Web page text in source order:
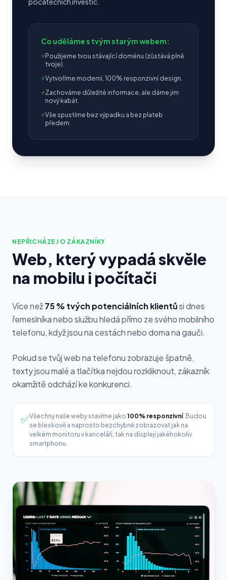
Co uděláme s tvým starým webem:
⚡ Použijeme tvou stávající doménu (zůstává plně
tvoje).
⚡Vytvoříme moderní, 100% responzivní design.
⚡Zachováme důležité informace, ale dáme jim
nový kabát.
⚡Vše spustíme bez výpadku a bez plateb
předem.
NEPŘICHÁZEJ O ZÁKAZNÍKY
Web, který vypadá skvěle
na mobilu i počítači
Více než75 % tvých potenciálních klientůsi dnes
řemeslníka nebo službu hledá přímo ze svého mobilního
telefonu, když jsou na cestách nebo doma na gauči.
Pokud se tvůj web na telefonu zobrazuje špatně,
texty jsou malé a tlačítka nejdou rozkliknout, zákazník
okamžitě odchází ke konkurenci.
✅Všechny naše weby stavíme jako 100% responzivní. Budou
se bleskově a naprosto bezchybně zobrazovat jak na
velkém monitoru v kanceláři, tak na displeji jakéhokoliv
smartphonu.